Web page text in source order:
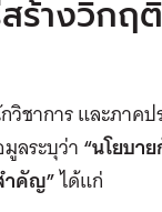
ร้างวิกฤ
วิชาการ และภาค
ลระบุว่า“นโยบา
ำคัญ”ได้แก่